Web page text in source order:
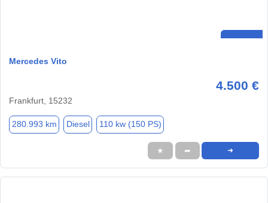
Mercedes Vito
4.500 €
Frankfurt, 15232
280.993 km Diesel 110 kw (150 PS)
★ ➦ ➜